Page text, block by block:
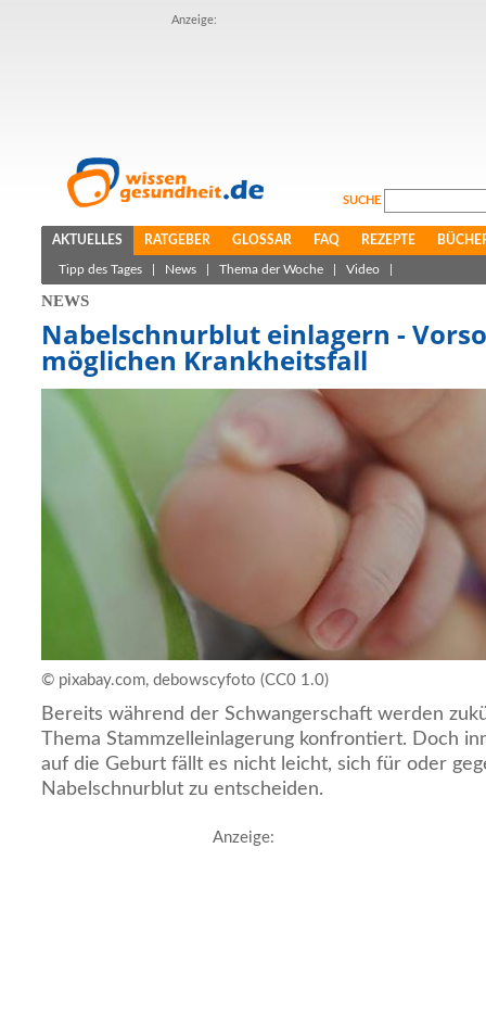
Anzeige:
SUCHE
AKTUELLES RATGEBER GLOSSAR FAQ REZEPTE
Tipp des Tages News Thema der Woche Video
NEWS
Nabelschnurblut einlagern -
möglichen Krankheitsfall
© pixabay.com, debowscyfoto (CC0 1.0)
Bereits während der Schwangerschaft werden
Thema Stammzelleinlagerung konfrontiert. Doch
auf die Geburt fällt es nicht leicht, sich für oder
Nabelschnurblut zu entscheiden.
Anzeige: